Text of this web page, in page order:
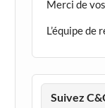
Merci de
L’équipe de
Suivez